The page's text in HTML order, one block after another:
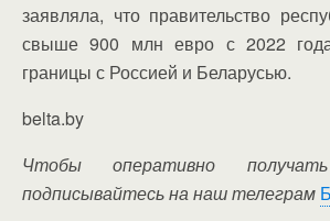
заявляла, что правительство
свыше 900 млн евро с 2022
границы с Россией и Беларусью.
belta.by
Чтобы оперативно
подписывайтесь на наш телеграм